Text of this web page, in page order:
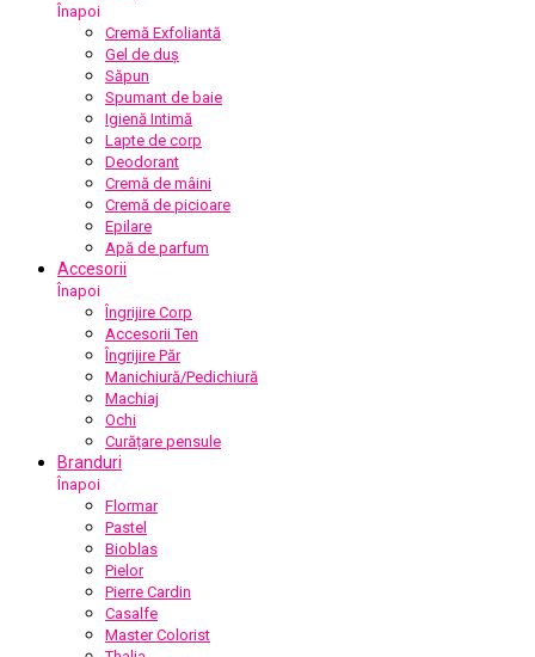
Înapoi
Cremă Exfoliantă
Gel de duș
Săpun
Spumant de baie
Igienă Intimă
Lapte de corp
Deodorant
Cremă de mâini
Cremă de picioare
Epilare
Apă de parfum
Accesorii
Înapoi
Îngrijire Corp
Accesorii Ten
Îngrijire Păr
Manichiură/Pedichiură
Machiaj
Ochi
Curățare pensule
Branduri
Înapoi
Flormar
Pastel
Bioblas
Pielor
Pierre Cardin
Casalfe
Master Colorist